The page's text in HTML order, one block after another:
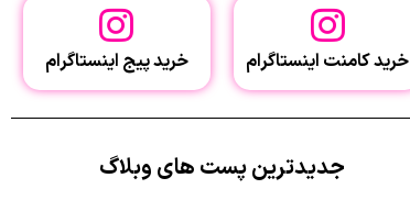
خرید کامنت اینستاگرام خرید پیج اینستاگرام
جدیدترین پست های وبلاگ